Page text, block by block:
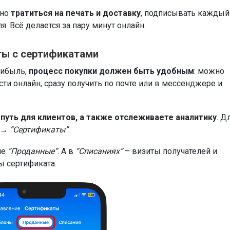
тратиться на печать и доставку, подписывать каждый
Всё делается за пару минут онлайн.
с сертификатами
процесс покупки должен быть удобным: можно
онлайн, сразу получить по почте или в мессенджере и
для клиентов, а также отслеживаете аналитику.
“Сертификаты”.
“Проданные”. А в “Списаниях”– визиты получателей и
сертификата.